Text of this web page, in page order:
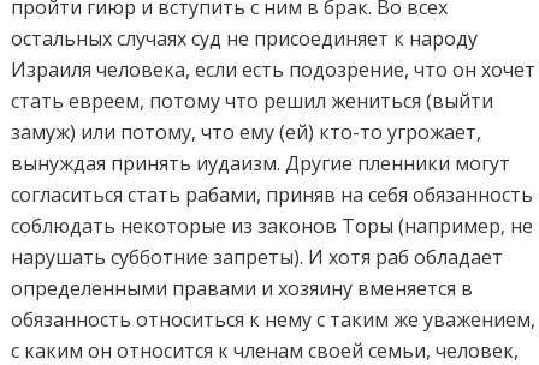
пройти гиюр и вступить с ним в брак. Во всех
остальных случаях суд не присоединяет к народу
Израиля человека, если есть подозрение, что он хочет
стать евреем, потому что решил жениться (выйти
замуж) или потому, что ему (ей) кто-то угрожает,
вынуждая принять иудаизм. Другие пленники могут
согласиться стать рабами, приняв на себя обязанность
соблюдать некоторые из законов Торы (например, не
нарушать субботние запреты). И хотя раб обладает
определенными правами и хозяину вменяется в
обязанность относиться к нему с таким же уважением,
с каким он относится к членам своей семьи, человек,